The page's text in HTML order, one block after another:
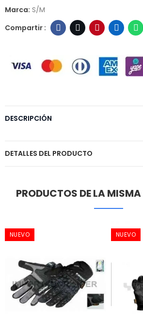
Marca: S/M
DESCRIPCIÓN
DETALLES DEL PRODUCTO
PRODUCTOS DE LA
NUEVO NUEVO